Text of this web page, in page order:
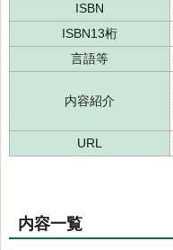
ISBN
ISBN13桁
言語等
内容紹介
URL
内容一覧